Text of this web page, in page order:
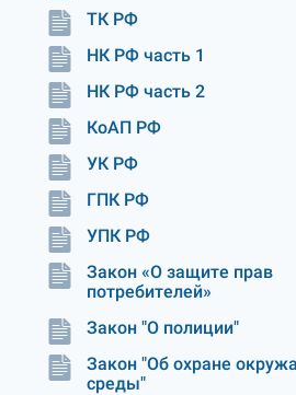
ТК РФ
НК РФ часть 1
НК РФ часть 2
КоАП РФ
УК РФ
ГПК РФ
УПК РФ
Закон «О защите прав
потребителей»
Закон "О полиции"
Закон "Об охране
среды"